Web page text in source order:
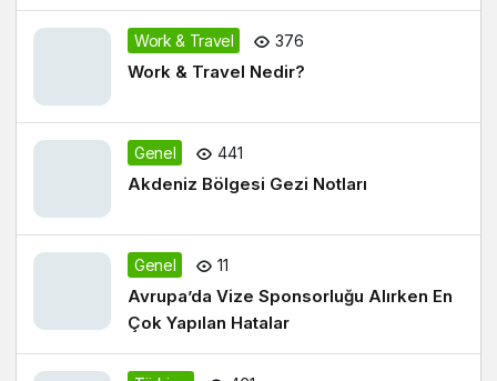
Work & Travel 376
Work & Travel Nedir?
Genel 441
Akdeniz Bölgesi Gezi Notları
Genel 11
Avrupa’da Vize Sponsorluğu Alırken En
Çok Yapılan Hatalar